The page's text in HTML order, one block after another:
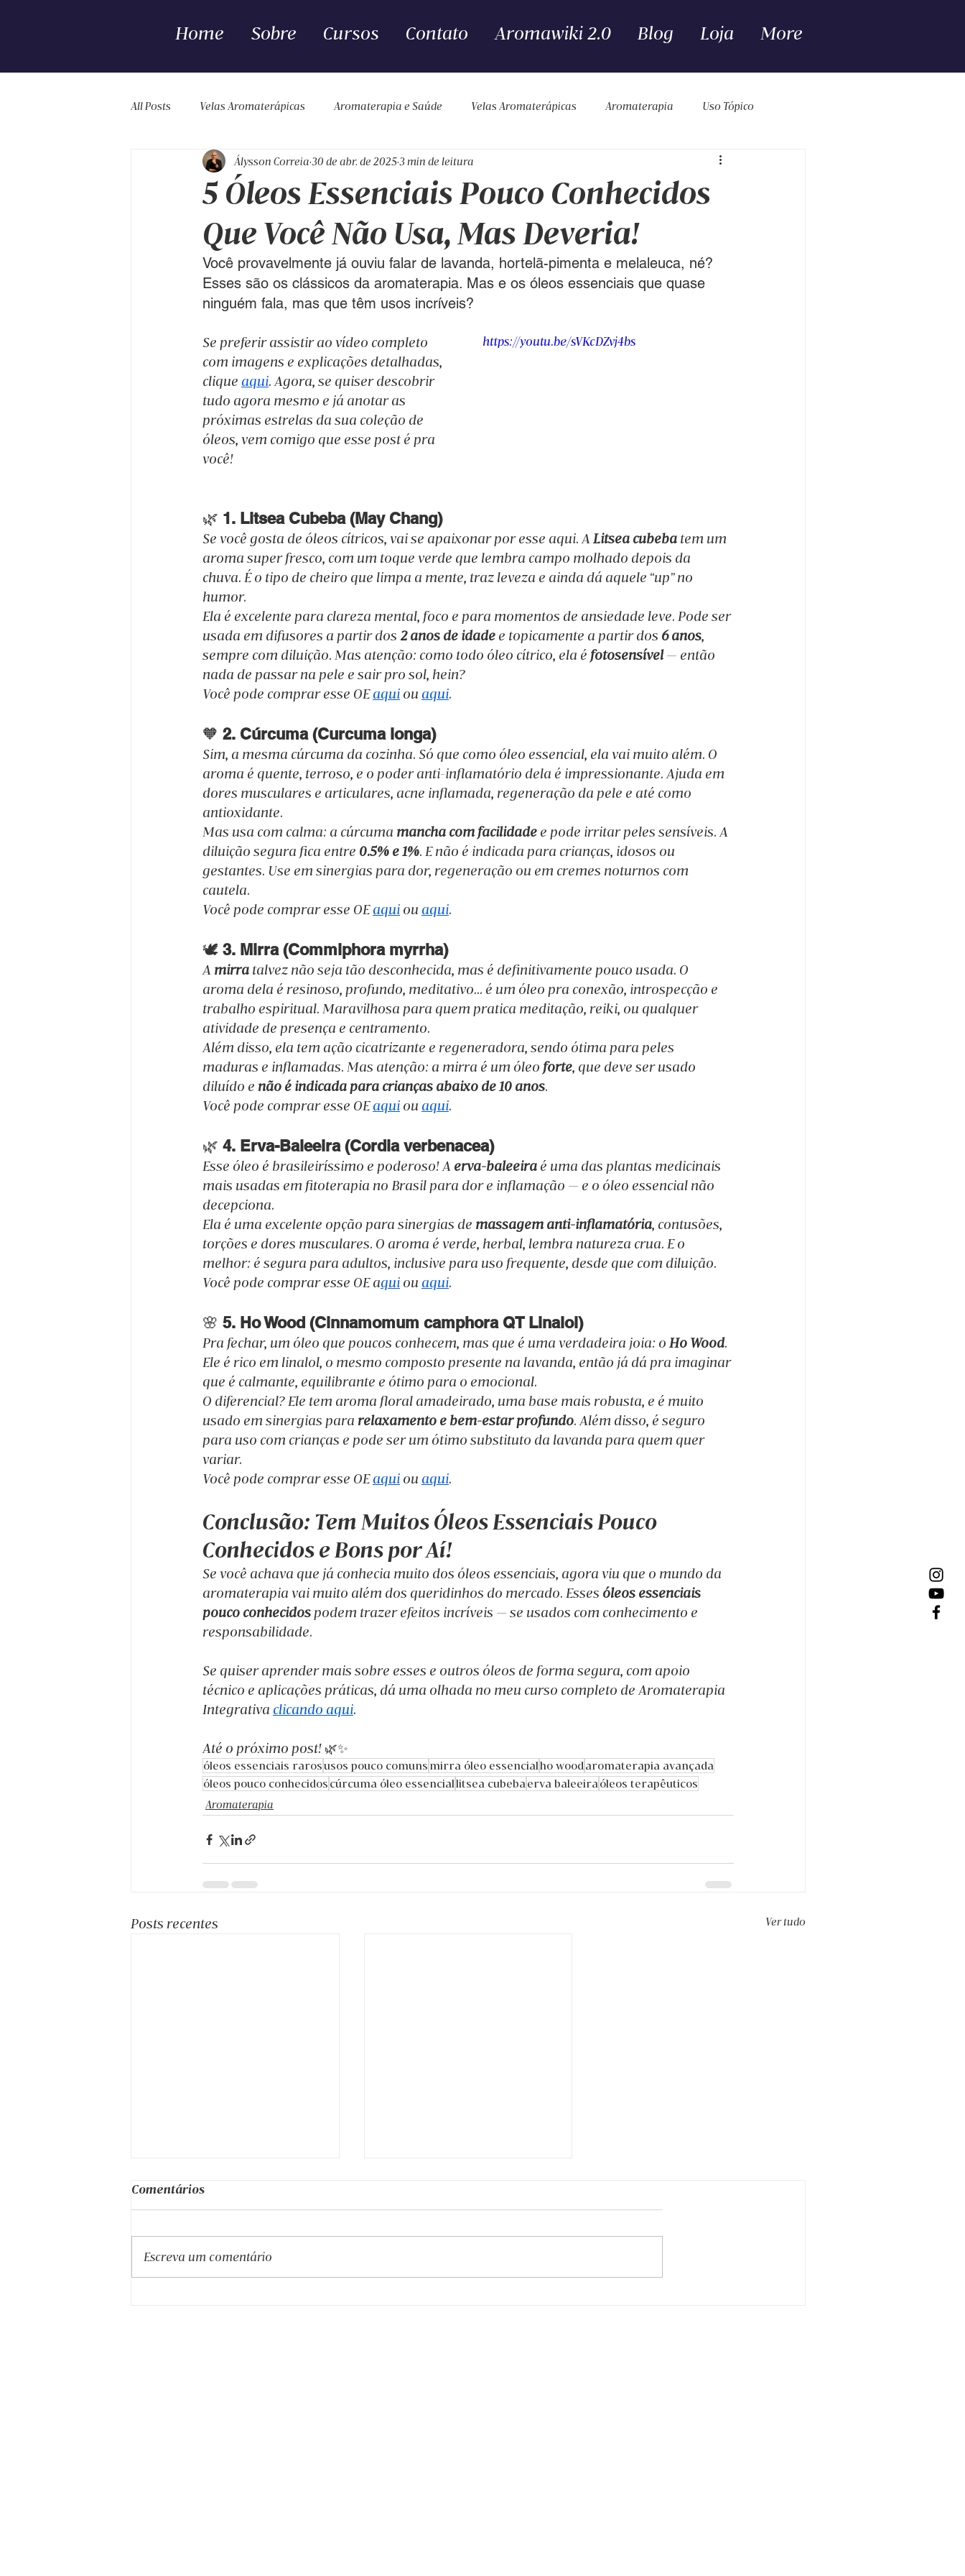
Home Sobre Cursos Contato Aromawiki 2.0 Blog Loja More
All Posts Velas Aromaterápicas Aromaterapia e Saúde Velas Aromaterápicas Aromaterapia Uso Tópico
Aromaterapia Inalação Segurança
5 Óleos Essenciais Pouco Conhecidos
Que Você Não Usa, Mas Deveria!
Álysson Correia 30 de abr. de 20253 min de leitura
Você provavelmente já ouviu falar de lavanda, hortelã-pimenta e melaleuca, né?
Esses são os clássicos da aromaterapia. Mas e os óleos essenciais que quase
ninguém fala, mas que têm usos incríveis?
https://youtu.be/sVKcDZvj4bs
Se preferir assistir ao vídeo completo
com imagens e explicações detalhadas,
clique aqui. Agora, se quiser descobrir
tudo agora mesmo e já anotar as
próximas estrelas da sua coleção de
óleos, vem comigo que esse post é pra
você!
🌿 1. Litsea Cubeba (May Chang)
Se você gosta de óleos cítricos, vai se apaixonar por esse aqui. A Litsea cubeba tem um
aroma super fresco, com um toque verde que lembra campo molhado depois da
chuva. É o tipo de cheiro que limpa a mente, traz leveza e ainda dá aquele “up” no
humor.
Ela é excelente para clareza mental, foco e para momentos de ansiedade leve. Pode ser
usada em difusores a partir dos 2 anos de idade e topicamente a partir dos 6 anos,
sempre com diluição. Mas atenção: como todo óleo cítrico, ela é fotosensível — então
nada de passar na pele e sair pro sol, hein?
Você pode comprar esse OE aqui ou aqui.
🧡 2. Cúrcuma (Curcuma longa)
Sim, a mesma cúrcuma da cozinha. Só que como óleo essencial, ela vai muito além. O
aroma é quente, terroso, e o poder anti-inflamatório dela é impressionante. Ajuda em
dores musculares e articulares, acne inflamada, regeneração da pele e até como
antioxidante.
Mas usa com calma: a cúrcuma mancha com facilidade e pode irritar peles sensíveis. A
diluição segura fica entre 0.5% e 1%. E não é indicada para crianças, idosos ou
gestantes. Use em sinergias para dor, regeneração ou em cremes noturnos com
cautela.
Você pode comprar esse OE aqui ou aqui.
🕊️ 3. Mirra (Commiphora myrrha)
A mirra talvez não seja tão desconhecida, mas é definitivamente pouco usada. O
aroma dela é resinoso, profundo, meditativo… é um óleo pra conexão, introspecção e
trabalho espiritual. Maravilhosa para quem pratica meditação, reiki, ou qualquer
atividade de presença e centramento.
Além disso, ela tem ação cicatrizante e regeneradora, sendo ótima para peles
maduras e inflamadas. Mas atenção: a mirra é um óleo forte, que deve ser usado
diluído e não é indicada para crianças abaixo de 10 anos.
Você pode comprar esse OE aqui ou aqui.
🌿 4. Erva-Baleeira (Cordia verbenacea)
Esse óleo é brasileiríssimo e poderoso! A erva-baleeira é uma das plantas medicinais
mais usadas em fitoterapia no Brasil para dor e inflamação — e o óleo essencial não
decepciona.
Ela é uma excelente opção para sinergias de massagem anti-inflamatória, contusões,
torções e dores musculares. O aroma é verde, herbal, lembra natureza crua. E o
melhor: é segura para adultos, inclusive para uso frequente, desde que com diluição.
Você pode comprar esse OE aqui ou aqui.
🌸 5. Ho Wood (Cinnamomum camphora QT Linalol)
Pra fechar, um óleo que poucos conhecem, mas que é uma verdadeira joia: o Ho Wood.
Ele é rico em linalol, o mesmo composto presente na lavanda, então já dá pra imaginar
que é calmante, equilibrante e ótimo para o emocional.
O diferencial? Ele tem aroma floral amadeirado, uma base mais robusta, e é muito
usado em sinergias para relaxamento e bem-estar profundo. Além disso, é seguro
para uso com crianças e pode ser um ótimo substituto da lavanda para quem quer
variar.
Você pode comprar esse OE aqui ou aqui.
Conclusão: Tem Muitos Óleos Essenciais Pouco
Conhecidos e Bons por Aí!
Se você achava que já conhecia muito dos óleos essenciais, agora viu que o mundo da
aromaterapia vai muito além dos queridinhos do mercado. Esses óleos essenciais
pouco conhecidos podem trazer efeitos incríveis — se usados com conhecimento e
responsabilidade.
Se quiser aprender mais sobre esses e outros óleos de forma segura, com apoio
técnico e aplicações práticas, dá uma olhada no meu curso completo de Aromaterapia
Integrativa clicando aqui.
Até o próximo post! 🌿✨
óleos essenciais rarosusos pouco comuns mirra óleo essencialho wood aromaterapia avançada
óleos pouco conhecidos cúrcuma óleo essenciallitsea cubeba erva baleeira óleos terapêuticos
Aromaterapia
Posts recentes Ver tudo
Comentários
Escreva um comentário